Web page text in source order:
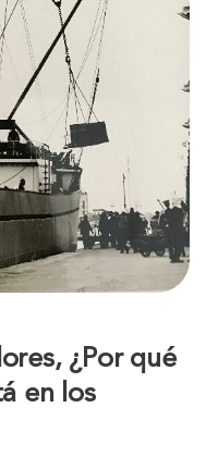
¿Por qué
en los